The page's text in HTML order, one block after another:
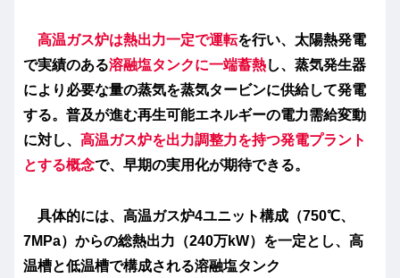
高温ガス炉は熱出力一定で運転を行い、太陽熱発電
で実績のある溶融塩タンクに一端蓄熱し、蒸気発生器
により必要な量の蒸気を蒸気タービンに供給して発電
する。普及が進む再生可能エネルギーの電力需給変動
に対し、 高温ガス炉を出力調整力を持つ発電プラント
とする概念で、早期の実用化が期待できる。
具体的には、高温ガス炉4ユニット構成（750℃、
7MPa）からの総熱出力（240万kW）を一定とし、高
温槽と低温槽で構成される溶融塩タンク